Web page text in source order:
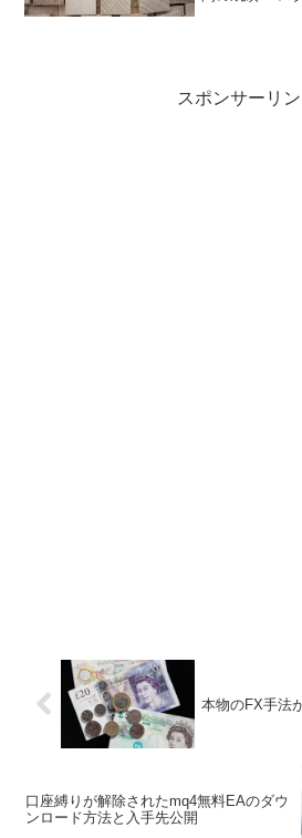
８０円 月
スポンサーリン
本物のFX手法
口座縛りが解除されたmq4無料EAのダウ
ンロード方法と入手先公開